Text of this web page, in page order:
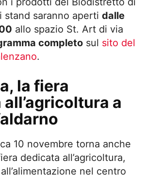
stand saranno aperti dalle
allo spazio St. Art di via
completo sul sito del
.
la fiera
a
10 novembre torna anche
dedicata all’agricoltura,
nel centro